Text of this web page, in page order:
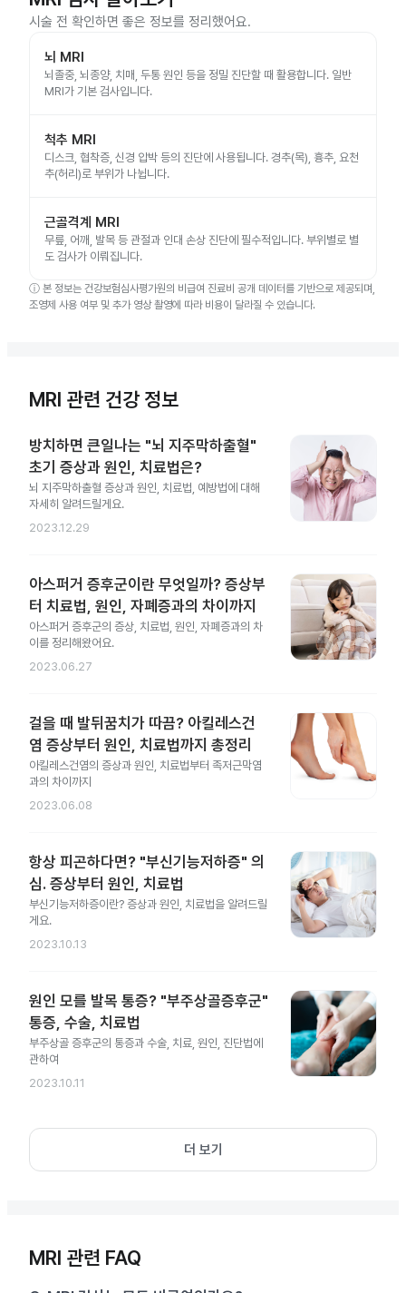
시술 전 확인하면 좋은 정보를 정리했어요.
뇌 MRI
뇌졸중, 뇌종양, 치매, 두통 원인 등을 정밀 진단할 때 활용합니다. 일반
MRI가 기본 검사입니다.
척추 MRI
디스크, 협착증, 신경 압박 등의 진단에 사용됩니다. 경추(목), 흉추, 요천
추(허리)로 부위가 나뉩니다.
근골격계 MRI
무릎, 어깨, 발목 등 관절과 인대 손상 진단에 필수적입니다. 부위별로 별
도 검사가 이뤄집니다.
ⓘ 본 정보는 건강보험심사평가원의 비급여 진료비 공개 데이터를 기반으로 제공되며,
조영제 사용 여부 및 추가 영상 촬영에 따라 비용이 달라질 수 있습니다.
MRI 관련 건강 정보
방치하면 큰일나는 "뇌 지주막하출혈"
초기 증상과 원인, 치료법은?
뇌 지주막하출혈 증상과 원인, 치료법, 예방법에 대해
자세히 알려드릴게요.
2023.12.29
아스퍼거 증후군이란 무엇일까? 증상부
터 치료법, 원인, 자폐증과의 차이까지
아스퍼거 증후군의 증상, 치료법, 원인, 자폐증과의 차
이를 정리해왔어요.
2023.06.27
걸을 때 발뒤꿈치가 따끔? 아킬레스건
염 증상부터 원인, 치료법까지 총정리
아킬레스건염의 증상과 원인, 치료법부터 족저근막염
과의 차이까지
2023.06.08
항상 피곤하다면? "부신기능저하증" 의
심. 증상부터 원인, 치료법
부신기능저하증이란? 증상과 원인, 치료법을 알려드릴
게요.
2023.10.13
원인 모를 발목 통증? "부주상골증후군"
통증, 수술, 치료법
부주상골 증후군의 통증과 수술, 치료, 원인, 진단법에
관하여
2023.10.11
더 보기
MRI 관련 FAQ